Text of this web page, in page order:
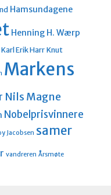
Hamsundagene
Henning H. Wærp
Karl Erik Harr Knut
Markens
Nils Magne
Nobelprisvinnere
Jacobsen samer
vandreren Årsmøte